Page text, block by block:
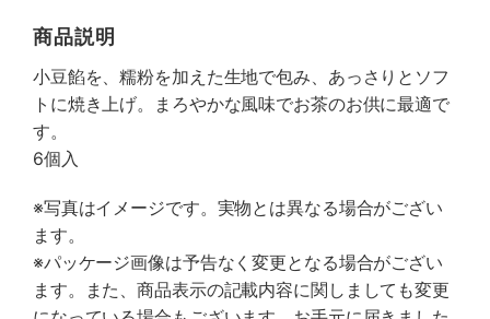
商品説明
小豆餡を、糯粉を加えた生地で包み、あっさりとソフ
トに焼き上げ。まろやかな風味でお茶のお供に最適で
す。
6個入
※写真はイメージです。実物とは異なる場合がござい
ます。
※パッケージ画像は予告なく変更となる場合がござい
ます。また、商品表示の記載内容に関しましても変更